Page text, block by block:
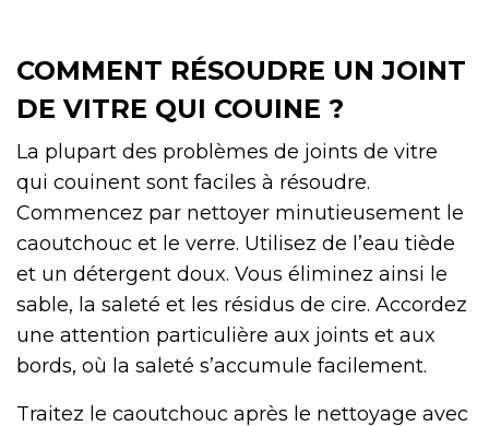
COMMENT RÉSOUDRE UN JOINT
DE VITRE QUI COUINE ?
La plupart des problèmes de joints de vitre
qui couinent sont faciles à résoudre.
Commencez par nettoyer minutieusement le
caoutchouc et le verre. Utilisez de l’eau tiède
et un détergent doux. Vous éliminez ainsi le
sable, la saleté et les résidus de cire. Accordez
une attention particulière aux joints et aux
bords, où la saleté s’accumule facilement.
Traitez le caoutchouc après le nettoyage avec